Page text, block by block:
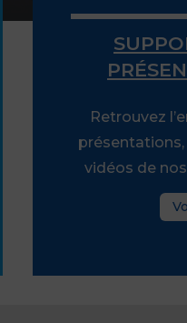
Retrouvez
vidéos de